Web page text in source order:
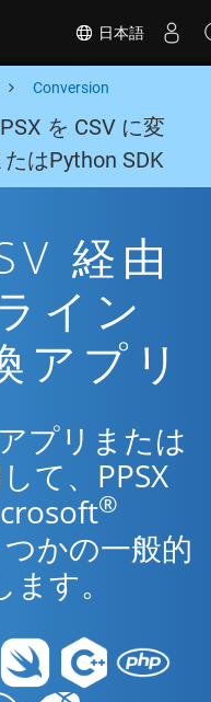
日本語
Conversion
を CSV に変
はPython SDK
経由
イン
アプリ
プリまたは
て、PPSX
®
かの一般的
す。